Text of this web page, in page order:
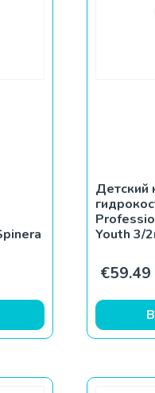
Детский
Youth 3/
€59.49